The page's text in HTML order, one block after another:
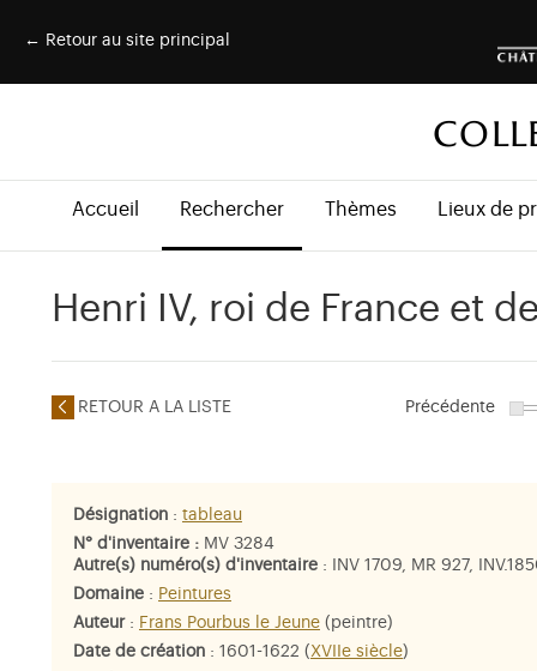
← Retour au site principal
Accueil Rechercher Thèmes Lieux de
Henri IV, roi de France et
RETOUR A LA LISTE Précédente
Désignation : tableau
N° d'inventaire : MV 3284
Autre(s) numéro(s) d'inventaire : INV 1709, MR 927,
Domaine : Peintures
Auteur: Frans Pourbus le Jeune (peintre)
Date de création : 1601-1622 ( XVIIe siècle)